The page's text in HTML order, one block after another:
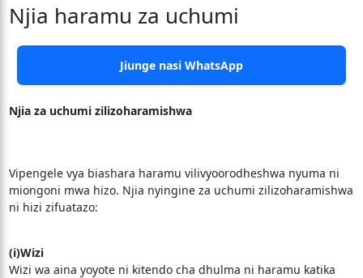
Njia haramu za uchumi
Jiunge nasi WhatsApp
Njia za uchumi zilizoharamishwa
Vipengele vya biashara haramu vilivyoorodheshwa nyuma ni
miongoni mwa hizo. Njia nyingine za uchumi zilizoharamishwa
ni hizi zifuatazo:
(i)Wizi
Wizi wa aina yoyote ni kitendo cha dhulma ni haramu katika